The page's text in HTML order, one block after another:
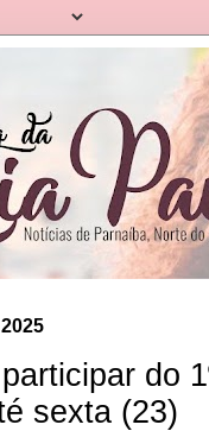
do
sexta (23)